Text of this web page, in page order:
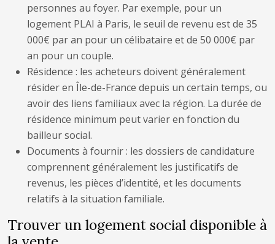
personnes au foyer. Par exemple, pour un
logement PLAI à Paris, le seuil de revenu est de 35
000€ par an pour un célibataire et de 50 000€ par
an pour un couple.
Résidence : les acheteurs doivent généralement
résider en Île-de-France depuis un certain temps, ou
avoir des liens familiaux avec la région. La durée de
résidence minimum peut varier en fonction du
bailleur social.
Documents à fournir : les dossiers de candidature
comprennent généralement les justificatifs de
revenus, les pièces d’identité, et les documents
relatifs à la situation familiale.
Trouver un logement social disponible à